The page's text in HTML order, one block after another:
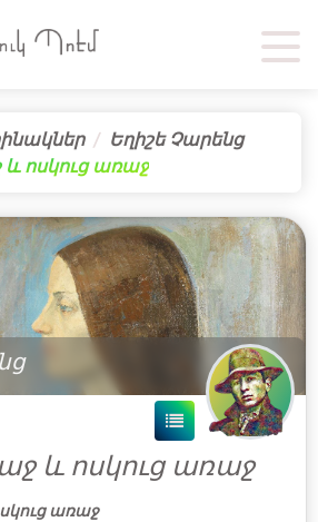
Եղիշե Չարենց
ոսկուց առաջ
և ոսկուց առաջ
առաջ